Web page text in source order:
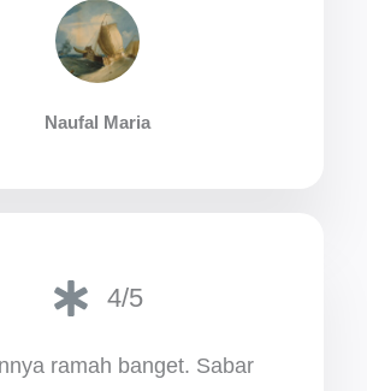
Naufal Maria
4/5
ramah banget. Sabar